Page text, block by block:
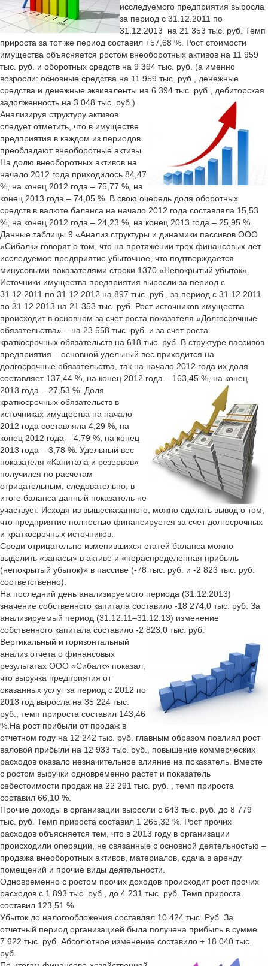
исследуемого предприятия выросла
за период с 31.12.2011 по
31.12.2013 на 21 353 тыс. руб. Темп
прироста за тот же период составил +57,68 %. Рост стоимости
имущества объясняется ростом внеоборотных активов на 11 959
тыс. руб. и оборотных средств на 9 394 тыс. руб. (а именно
возросли: основные средства на 11 959 тыс. руб., денежные
средства и денежные эквиваленты на 6 394 тыс. руб., дебиторская
задолженность на 3 048 тыс. руб.)
Анализируя структуру активов
следует отметить, что в имуществе
предприятия в каждом из периодов
преобладают внеоборотные активы.
На долю внеоборотных активов на
начало 2012 года приходилось 84,47
%, на конец 2012 года – 75,77 %, на
конец 2013 года – 74,05 %. В свою очередь доля оборотных
средств в валюте баланса на начало 2012 года составляла 15,53
%, на конец 2012 года – 24,23 %, на конец 2013 года – 25,95 %.
Данные таблицы 9 «Анализ структуры и динамики пассивов ООО
«Сибалк» говорят о том, что на протяжении трех финансовых лет
исследуемое предприятие убыточное, что подтверждается
минусовыми показателями строки 1370 «Непокрытый убыток».
Источники имущества предприятия выросли за период с
31.12.2011 по 31.12.2012 на 897 тыс. руб., за период с 31.12.2011
по 31.12.2013 на 21 353 тыс. руб. Рост источников имущества
происходит в основном за счет роста показателя «Долгосрочные
обязательства» – на 23 558 тыс. руб. и за счет роста
краткосрочных обязательств на 618 тыс. руб. В структуре пассивов
предприятия – основной удельный вес приходится на
долгосрочные обязательства, так на начало 2012 года их доля
составляет 137,44 %, на конец 2012 года – 163,45 %, на конец
2013 года – 27,53 %. Доля
краткосрочных обязательств в
источниках имущества на начало
2012 года составляла 4,29 %, на
конец 2012 года – 4,79 %, на конец
2013 года – 3,78 %. Удельный вес
показателя «Капитала и резервов»
получился по расчетам
отрицательным, следовательно, в
итоге баланса данный показатель не
участвует. Исходя из вышесказанного, можно сделать вывод о том,
что предприятие полностью финансируется за счет долгосрочных
и краткосрочных источников.
Среди отрицательно изменившихся статей баланса можно
выделить «запасы» в активе и «нераспределенная прибыль
(непокрытый убыток)» в пассиве (-78 тыс. руб. и -2 823 тыс. руб.
соответственно).
На последний день анализируемого периода (31.12.2013)
значение собственного капитала составило -18 274,0 тыс. руб. За
анализируемый период (31.12.11–31.12.13) изменение
собственного капитала составило -2 823,0 тыс. руб.
Вертикальный и горизонтальный
анализ отчета о финансовых
результатах ООО «Сибалк» показал,
что выручка предприятия от
оказанных услуг за период с 2012 по
2013 год выросла на 35 224 тыс.
руб., темп прироста составил 143,46
%.На рост прибыли от продаж в
отчетном году на 12 242 тыс. руб. главным образом повлиял рост
валовой прибыли на 12 933 тыс. руб., повышение коммерческих
расходов оказало незначительное влияние на показатель. Вместе
с ростом выручки одновременно растет и показатель
себестоимости продаж на 22 291 тыс. руб. , темп прироста
составил 66,10 %.
Прочие доходы в организации выросли с 643 тыс. руб. до 8 779
тыс. руб. Темп прироста составил 1 265,32 %. Рост прочих
расходов объясняется тем, что в 2013 году в организации
происходили операции, не связанные с основной деятельностью –
продажа внеоборотных активов, материалов, сдача в аренду
помещений и прочие виды деятельности.
Одновременно с ростом прочих доходов происходит рост прочих
расходов с 1 893 тыс. руб., до 4 231 тыс. руб. Темп прироста
составил 123,51 %.
Убыток до налогообложения составлял 10 424 тыс. Руб. За
отчетный период организацией была получена прибыль в сумме
7 622 тыс. руб. Абсолютное изменение составило + 18 040 тыс.
руб.